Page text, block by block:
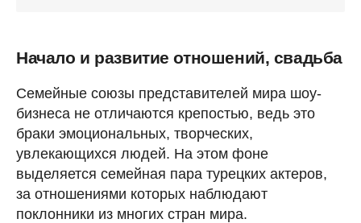
Начало и развитие отношений, свадьба
Семейные союзы представителей мира шоу-
бизнеса не отличаются крепостью, ведь это
браки эмоциональных, творческих,
увлекающихся людей. На этом фоне
выделяется семейная пара турецких актеров,
за отношениями которых наблюдают
поклонники из многих стран мира.